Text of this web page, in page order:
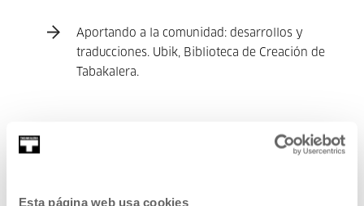
Esta página web usa cookies
Aportando a la comunidad: desarrollos y
traducciones. Ubik, Biblioteca de Creación de
Tabakalera.
November 20th, Friday - Doing